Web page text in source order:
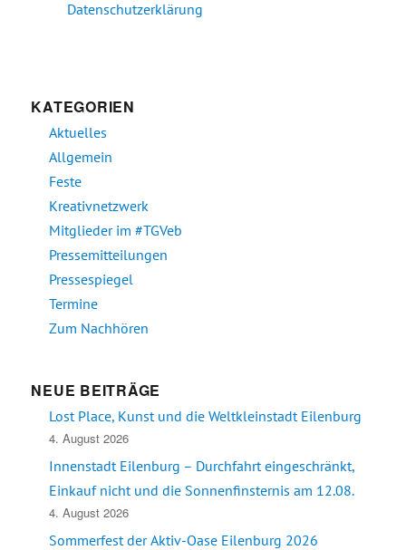
Datenschutzerklärung
KATEGORIEN
Aktuelles
Allgemein
Feste
Kreativnetzwerk
Mitglieder im #TGVeb
Pressemitteilungen
Pressespiegel
Termine
Zum Nachhören
NEUE BEITRÄGE
Lost Place, Kunst und die Weltkleinstadt Eilenburg
4. August 2026
Innenstadt Eilenburg – Durchfahrt eingeschränkt,
Einkauf nicht und die Sonnenfinsternis am 12.08.
4. August 2026
Sommerfest der Aktiv-Oase Eilenburg 2026